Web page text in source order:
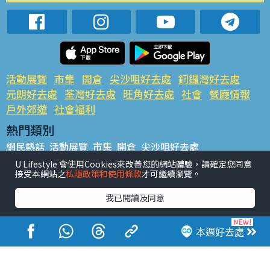
本週好去處
活動展覽 市集 開倉 尖沙咀好去處 銅鑼灣好去處
元朗好去處 荃灣好去處 旺角好去處 社會 餐廳情報
戶外郊遊 社會福利
熱門類別
網民熱話 活動展覽 市集 開倉 尖沙咀好去處
銅鑼灣好去處 元朗好去處 荃灣好去處 旺角好去處 社會
餐廳情報 戶外郊遊
熱門標籤
#UGO搵好去處 #人氣活動推介 #美食社群熱話
#親子玩樂好去處
#ULifestyle應用程式
#限時搶
#UJetso禮物放送
#ULifestyle商戶中心 #著數 #網絡熱話
U Lifestyle 會使用Cookies來改善您的網站體驗，請確定您同意
接受本網站之私隱政策和使用條款才可繼續瀏覽。
我已閱讀及同意